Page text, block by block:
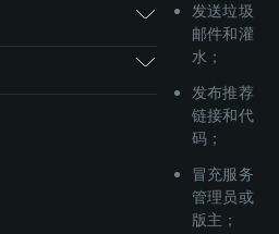
发送垃圾
邮件和灌
水；
发布推荐
链接和代
码；
冒充服务
管理员或
版主；